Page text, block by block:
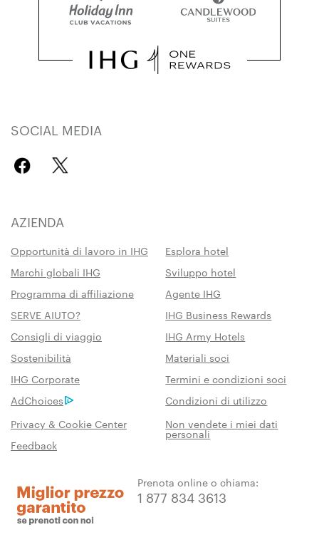
SOCIAL MEDIA
AZIENDA
Opportunità di lavoro in IHG
Esplora hotel
Marchi globali IHG
Sviluppo hotel
Programma di affiliazione
Agente IHG
SERVE AIUTO?
IHG Business Rewards
Consigli di viaggio
IHG Army Hotels
Sostenibilità
Materiali soci
IHG Corporate
Termini e condizioni soci
AdChoices
Condizioni di utilizzo
Privacy & Cookie Center
Non vendete i miei dati
personali
Feedback
Prenota online o chiama:
1 877 834 3613